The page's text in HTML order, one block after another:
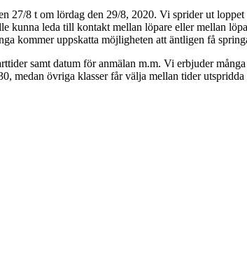
8 t om lördag den 29/8, 2020. Vi sprider ut
kunna leda till kontakt mellan löpare eller mellan
kommer uppskatta möjligheten att äntligen få
samt datum för anmälan m.m. Vi erbjuder
medan övriga klasser får välja mellan tider